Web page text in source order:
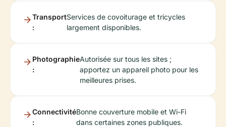
Transport
:
Services de covoiturage et tricycles
largement disponibles.
Photographie
:
Autorisée sur tous les sites ;
apportez un appareil photo pour les
meilleures prises.
Connectivité
:
Bonne couverture mobile et Wi-Fi
dans certaines zones publiques.